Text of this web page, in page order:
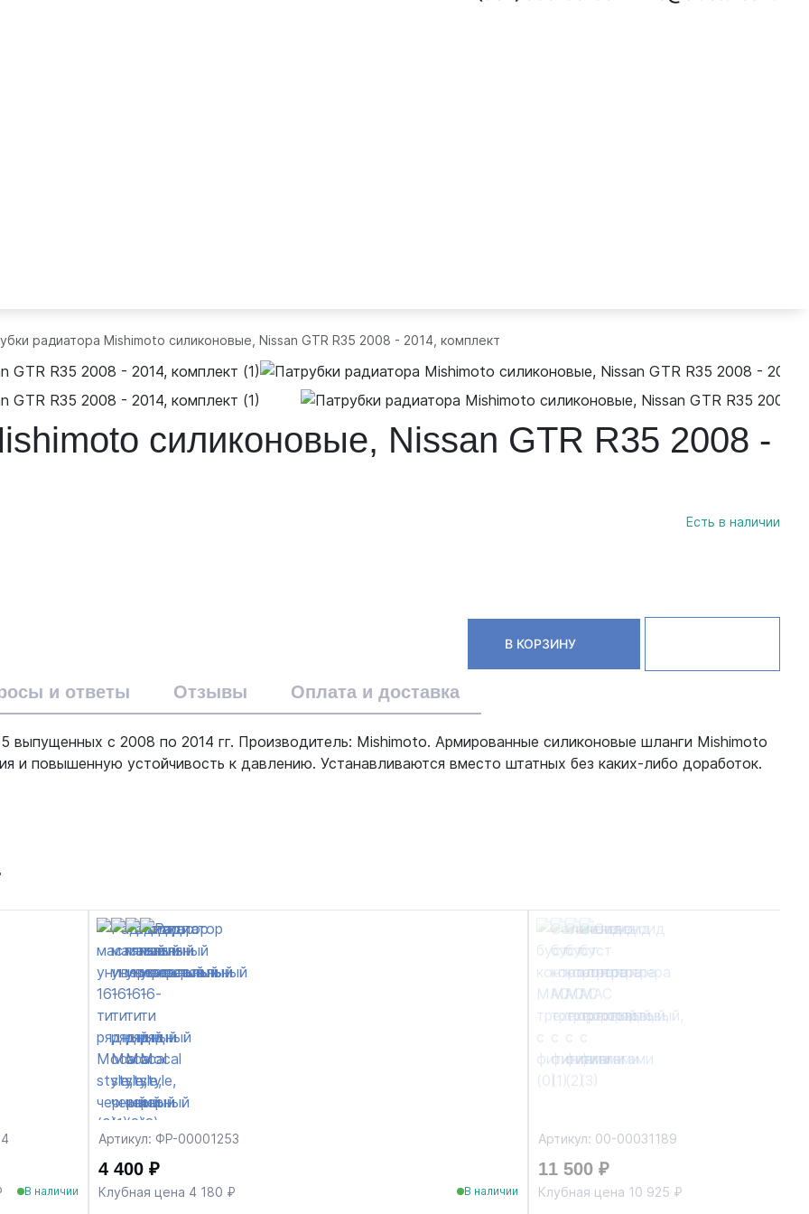
радиатора Mishimoto силиконовые, Nissan GTR R35 2008 - 2014, комплект
силиконовые, Nissan GTR R35 2008 -
Есть в наличии
В КОРЗИНУ
и ответы Отзывы Оплата и доставка
выпущенных с 2008 по 2014 гг. Производитель: Mishimoto. Армированные силиконовые шланги Mishimoto
и повышенную устойчивость к давлению. Устанавливаются вместо штатных без каких-либо доработок.
В наличии
Артикул: ФР-00001253
4 400 ₽
Клубная цена 4 180 ₽ В наличии
Артикул: 00-00031189
11 500 ₽
Клубная цена 10 925 ₽